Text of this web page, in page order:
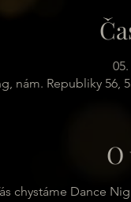
nám. Republiky 56,
chystáme Dance